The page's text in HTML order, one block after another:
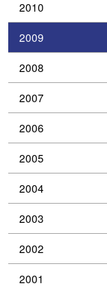
2010
2009
2008
2007
2006
2005
2004
2003
2002
2001